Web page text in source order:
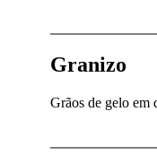
Granizo
Grãos de gelo em